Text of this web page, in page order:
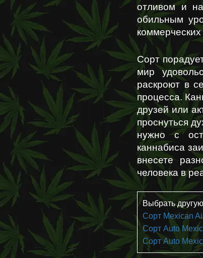
отливом и
обильным
Сорт
мир
раскроют в
процесса.
друзей или
проснуться
нужно с
каннабиса
внесете
человека в
Выбрать
Сорт Mexican
Сорт Auto
Сорт Auto